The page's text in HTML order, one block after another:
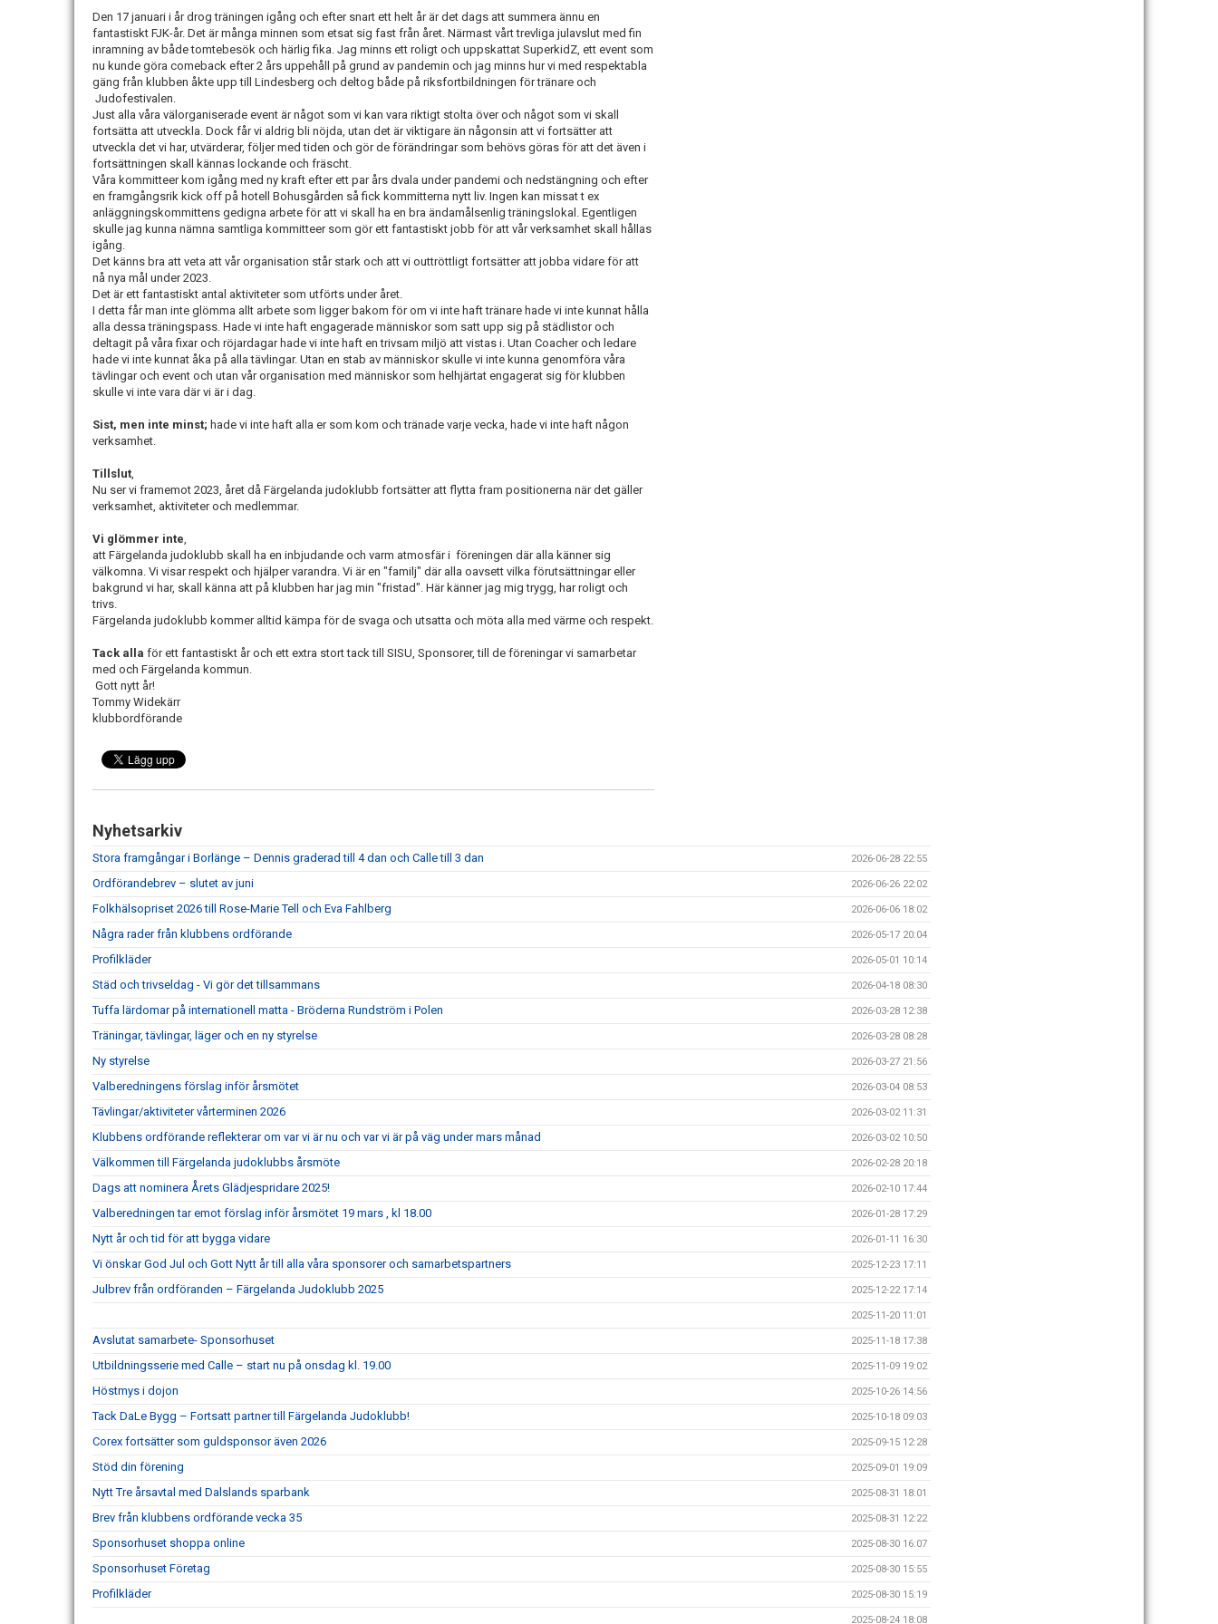
Den 17 januari i år drog träningen igång och efter snart ett helt år är det dags att summera ännu en
fantastiskt FJK-år. Det är många minnen som etsat sig fast från året. Närmast vårt trevliga julavslut med fin
inramning av både tomtebesök och härlig fika. Jag minns ett roligt och uppskattat SuperkidZ, ett event som
nu kunde göra comeback efter 2 års uppehåll på grund av pandemin och jag minns hur vi med respektabla
gäng från klubben åkte upp till Lindesberg och deltog både på riksfortbildningen för tränare och
Judofestivalen.
Just alla våra välorganiserade event är något som vi kan vara riktigt stolta över och något som vi skall
fortsätta att utveckla. Dock får vi aldrig bli nöjda, utan det är viktigare än någonsin att vi fortsätter att
utveckla det vi har, utvärderar, följer med tiden och gör de förändringar som behövs göras för att det även i
fortsättningen skall kännas lockande och fräscht.
Våra kommitteer kom igång med ny kraft efter ett par års dvala under pandemi och nedstängning och efter
en framgångsrik kick off på hotell Bohusgården så fick kommitterna nytt liv. Ingen kan missat t ex
anläggningskommittens gedigna arbete för att vi skall ha en bra ändamålsenlig träningslokal. Egentligen
skulle jag kunna nämna samtliga kommitteer som gör ett fantastiskt jobb för att vår verksamhet skall hållas
igång.
Det känns bra att veta att vår organisation står stark och att vi outtröttligt fortsätter att jobba vidare för att
nå nya mål under 2023.
Det är ett fantastiskt antal aktiviteter som utförts under året.
I detta får man inte glömma allt arbete som ligger bakom för om vi inte haft tränare hade vi inte kunnat hålla
alla dessa träningspass. Hade vi inte haft engagerade människor som satt upp sig på städlistor och
deltagit på våra fixar och röjardagar hade vi inte haft en trivsam miljö att vistas i. Utan Coacher och ledare
hade vi inte kunnat åka på alla tävlingar. Utan en stab av människor skulle vi inte kunna genomföra våra
tävlingar och event och utan vår organisation med människor som helhjärtat engagerat sig för klubben
skulle vi inte vara där vi är i dag.
Sist, men inte minst; hade vi inte haft alla er som kom och tränade varje vecka, hade vi inte haft någon
verksamhet.
Tillslut,
Nu ser vi framemot 2023, året då Färgelanda judoklubb fortsätter att flytta fram positionerna när det gäller
verksamhet, aktiviteter och medlemmar.
Vi glömmer inte,
att Färgelanda judoklubb skall ha en inbjudande och varm atmosfär i föreningen där alla känner sig
välkomna. Vi visar respekt och hjälper varandra. Vi är en "familj" där alla oavsett vilka förutsättningar eller
bakgrund vi har, skall känna att på klubben har jag min "fristad". Här känner jag mig trygg, har roligt och
trivs.
Färgelanda judoklubb kommer alltid kämpa för de svaga och utsatta och möta alla med värme och respekt.
Tack alla för ett fantastiskt år och ett extra stort tack till SISU, Sponsorer, till de föreningar vi samarbetar
med och Färgelanda kommun.
Gott nytt år!
Tommy Widekärr
klubbordförande
Nyhetsarkiv
Stora framgångar i Borlänge – Dennis graderad till 4 dan och Calle till 3 dan 2026-06-28 22:55
Ordförandebrev – slutet av juni 2026-06-26 22:02
Folkhälsopriset 2026 till Rose-Marie Tell och Eva Fahlberg 2026-06-06 18:02
Några rader från klubbens ordförande 2026-05-17 20:04
Profilkläder 2026-05-01 10:14
Städ och trivseldag - Vi gör det tillsammans 2026-04-18 08:30
Tuffa lärdomar på internationell matta - Bröderna Rundström i Polen 2026-03-28 12:38
Träningar, tävlingar, läger och en ny styrelse 2026-03-28 08:28
Ny styrelse 2026-03-27 21:56
Valberedningens förslag inför årsmötet 2026-03-04 08:53
Tävlingar/aktiviteter vårterminen 2026 2026-03-02 11:31
Klubbens ordförande reflekterar om var vi är nu och var vi är på väg under mars månad 2026-03-02 10:50
Välkommen till Färgelanda judoklubbs årsmöte 2026-02-28 20:18
Dags att nominera Årets Glädjespridare 2025! 2026-02-10 17:44
Valberedningen tar emot förslag inför årsmötet 19 mars , kl 18.00 2026-01-28 17:29
Nytt år och tid för att bygga vidare 2026-01-11 16:30
Vi önskar God Jul och Gott Nytt år till alla våra sponsorer och samarbetspartners 2025-12-23 17:11
Julbrev från ordföranden – Färgelanda Judoklubb 2025 2025-12-22 17:14
2025-11-20 11:01
Avslutat samarbete- Sponsorhuset 2025-11-18 17:38
Utbildningsserie med Calle – start nu på onsdag kl. 19.00 2025-11-09 19:02
Höstmys i dojon 2025-10-26 14:56
Tack DaLe Bygg – Fortsatt partner till Färgelanda Judoklubb! 2025-10-18 09:03
Corex fortsätter som guldsponsor även 2026 2025-09-15 12:28
Stöd din förening 2025-09-01 19:09
Nytt Tre årsavtal med Dalslands sparbank 2025-08-31 18:01
Brev från klubbens ordförande vecka 35 2025-08-31 12:22
Sponsorhuset shoppa online 2025-08-30 16:07
Sponsorhuset Företag 2025-08-30 15:55
Profilkläder 2025-08-30 15:19
2025-08-24 18:08